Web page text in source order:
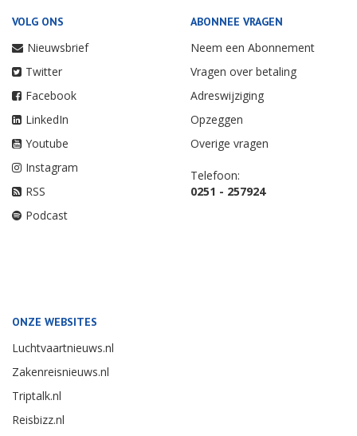
VOLG ONS
Nieuwsbrief
Twitter
Facebook
LinkedIn
Youtube
Instagram
RSS
Podcast
ABONNEE VRAGEN
Neem een Abonnement
Vragen over betaling
Adreswijziging
Opzeggen
Overige vragen
Telefoon:
0251 - 257924
ONZE WEBSITES
Luchtvaartnieuws.nl
Zakenreisnieuws.nl
Triptalk.nl
Reisbizz.nl